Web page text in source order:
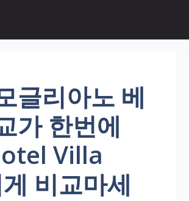
글리아노 베
가 한번에
Villa
비교마세